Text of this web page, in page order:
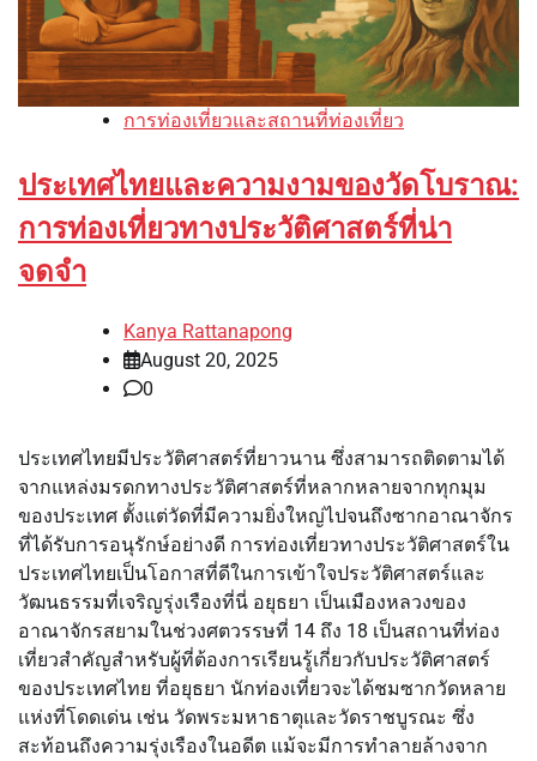
การท่องเที่ยวและสถานที่ท่องเที่ยว
ประเทศไทยและความงามของวัดโบราณ:
การท่องเที่ยวทางประวัติศาสตร์ที่น่า
จดจำ
Kanya Rattanapong
August 20, 2025
0
ประเทศไทยมีประวัติศาสตร์ที่ยาวนาน ซึ่งสามารถติดตามได้
จากแหล่งมรดกทางประวัติศาสตร์ที่หลากหลายจากทุกมุม
ของประเทศ ตั้งแต่วัดที่มีความยิ่งใหญ่ไปจนถึงซากอาณาจักร
ที่ได้รับการอนุรักษ์อย่างดี การท่องเที่ยวทางประวัติศาสตร์ใน
ประเทศไทยเป็นโอกาสที่ดีในการเข้าใจประวัติศาสตร์และ
วัฒนธรรมที่เจริญรุ่งเรืองที่นี่ อยุธยา เป็นเมืองหลวงของ
อาณาจักรสยามในช่วงศตวรรษที่ 14 ถึง 18 เป็นสถานที่ท่อง
เที่ยวสำคัญสำหรับผู้ที่ต้องการเรียนรู้เกี่ยวกับประวัติศาสตร์
ของประเทศไทย ที่อยุธยา นักท่องเที่ยวจะได้ชมซากวัดหลาย
แห่งที่โดดเด่น เช่น วัดพระมหาธาตุและวัดราชบูรณะ ซึ่ง
สะท้อนถึงความรุ่งเรืองในอดีต แม้จะมีการทำลายล้างจาก